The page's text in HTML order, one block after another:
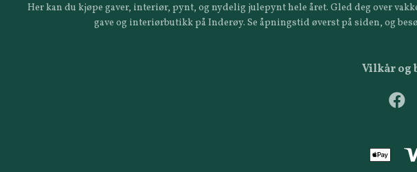
Her kan du kjøpe gaver, interiør, pynt, og nydelig julepynt hele året. Gled deg over
gave og interiørbutikk på Inderøy. Se åpningstid øverst på siden, og
Vilkår og